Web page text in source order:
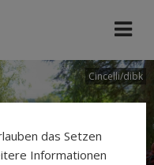
Cincelli/dibk
das Setzen
Informationen